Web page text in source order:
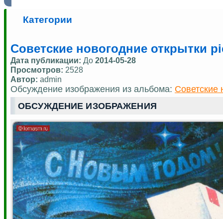
Категории
Советские новогодние открытки
Дата публикации: До 2014-05-28
Просмотров: 2528
Автор: admin
Обсуждение изображения из альбома: Советские
ОБСУЖДЕНИЕ ИЗОБРАЖЕНИЯ